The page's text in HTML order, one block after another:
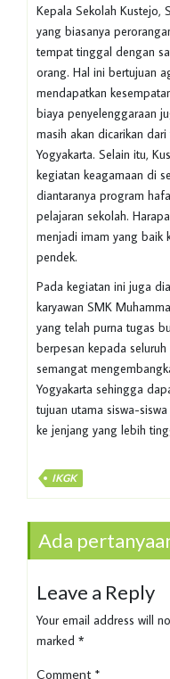
Kepala Sekolah Kustejo,
yang biasanya
tempat tinggal dengan
orang. Hal ini bertujuan
mendapatkan
biaya penyelenggaraan
masih akan dicarikan
Yogyakarta. Selain itu,
kegiatan keagamaan di
diantaranya program
pelajaran sekolah.
menjadi imam yang baik
pendek.
Pada kegiatan ini juga
karyawan SMK
yang telah purna tugas
berpesan kepada
semangat
Yogyakarta sehingga
tujuan utama siswa-
ke jenjang yang lebih
IKGK
Ada
Leave a Reply
Your email address will
marked *
Comment *